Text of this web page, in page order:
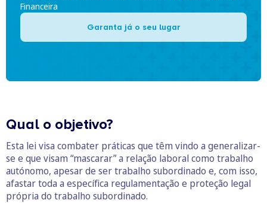
Financeira
Garanta já o seu lugar
Qual o objetivo?
Esta lei visa combater práticas que têm vindo a generalizar-
se e que visam “mascarar” a relação laboral como trabalho
autónomo, apesar de ser trabalho subordinado e, com isso,
afastar toda a específica regulamentação e proteção legal
própria do trabalho subordinado.